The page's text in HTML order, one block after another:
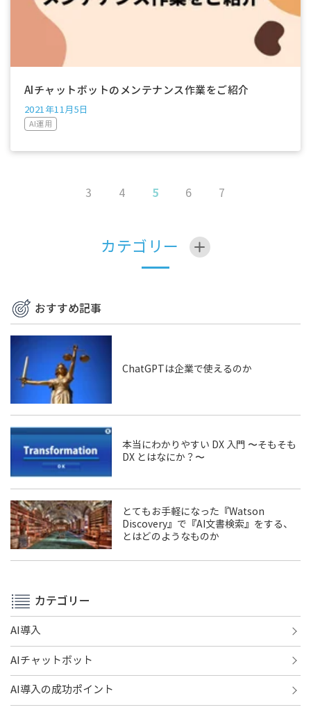
AIチャットボットのメンテナンス作業をご紹介
2021年11月5日
AI運用
3 4 5 6 7
カテゴリー
おすすめ記事
ChatGPTは企業で使えるのか
本当にわかりやすい DX 入門 〜そもそも
DX とはなにか？〜
とてもお手軽になった『Watson
Discovery』で『AI文書検索』をする、
とはどのようなものか
カテゴリー
AI導入
AIチャットボット
AI導入の成功ポイント